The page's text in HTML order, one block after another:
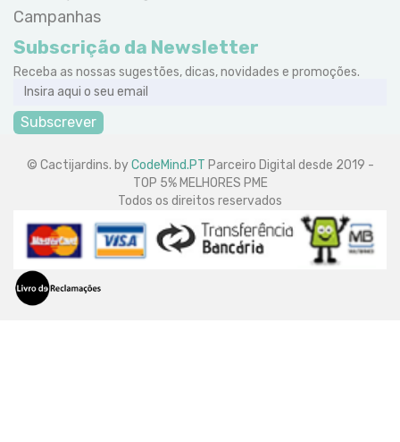
Campanhas
Subscrição da Newsletter
Receba as nossas sugestões, dicas, novidades e promoções.
Subscrever
© Cactijardins. byCodeMind.PT Parceiro Digital desde 2019 -
TOP 5% MELHORES PME
Todos os direitos reservados